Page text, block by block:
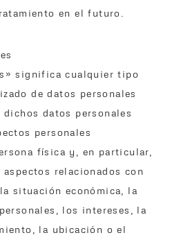
en el futuro.
significa cualquier tipo
de datos personales
datos personales
personales
física y, en particular,
relacionados con
situación económica, la
los intereses, la
la ubicación o el